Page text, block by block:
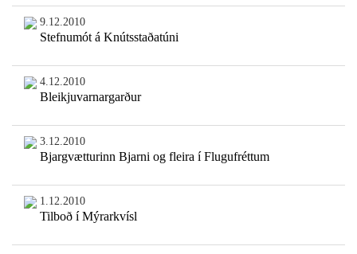
9.12.2010
Stefnumót á Knútsstaðatúni
4.12.2010
Bleikjuvarnargarður
3.12.2010
Bjargvætturinn Bjarni og fleira í Flugufréttum
1.12.2010
Tilboð í Mýrarkvísl